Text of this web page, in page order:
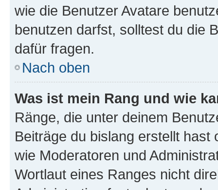
wie die Benutzer Avatare
benutzen darfst, solltest du die
dafür fragen.
Nach oben
Was ist mein Rang und wie
Ränge, die unter deinem
Beiträge du bislang erstellt
wie Moderatoren und
Wortlaut eines Ranges nicht